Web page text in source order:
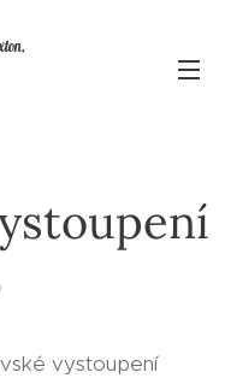
vystoupení